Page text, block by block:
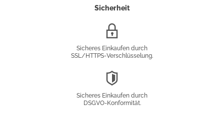
Sicherheit
Sicheres Einkaufen durch
SSL/HTTPS-Verschlüsselung.
Sicheres Einkaufen durch
DSGVO-Konformität.